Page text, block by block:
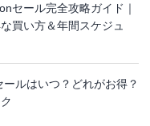
セール完全攻略ガイド｜
買い方＆年間スケジュ
ールはいつ？どれがお得？